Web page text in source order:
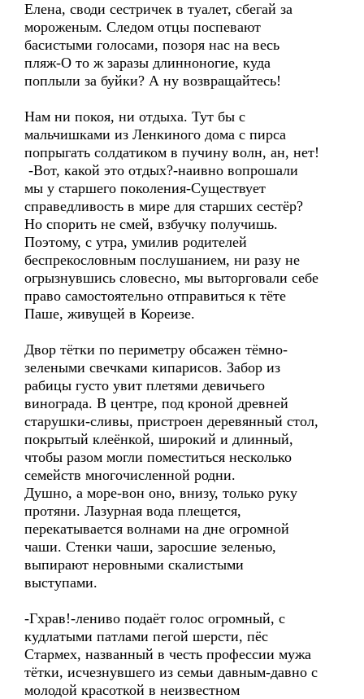
Елена, своди сестричек в туалет, сбегай за
мороженым. Следом отцы поспевают
басистыми голосами, позоря нас на весь
пляж-О то ж заразы длинноногие, куда
поплыли за буйки? А ну возвращайтесь!
Нам ни покоя, ни отдыха. Тут бы с
мальчишками из Ленкиного дома с пирса
попрыгать солдатиком в пучину волн, ан, нет!
-Вот, какой это отдых?-наивно вопрошали
мы у старшего поколения-Существует
справедливость в мире для старших сестёр?
Но спорить не смей, взбучку получишь.
Поэтому, с утра, умилив родителей
беспрекословным послушанием, ни разу не
огрызнувшись словесно, мы выторговали себе
право самостоятельно отправиться к тёте
Паше, живущей в Кореизе.
Двор тётки по периметру обсажен тёмно-
зелеными свечками кипарисов. Забор из
рабицы густо увит плетями девичьего
винограда. В центре, под кроной древней
старушки-сливы, пристроен деревянный стол,
покрытый клеёнкой, широкий и длинный,
чтобы разом могли поместиться несколько
семейств многочисленной родни.
Душно, а море-вон оно, внизу, только руку
протяни. Лазурная вода плещется,
перекатывается волнами на дне огромной
чаши. Стенки чаши, заросшие зеленью,
выпирают неровными скалистыми
выступами.
-Гхрав!-лениво подаёт голос огромный, с
кудлатыми патлами пегой шерсти, пёс
Стармех, названный в честь профессии мужа
тётки, исчезнувшего из семьи давным-давно с
молодой красоткой в неизвестном